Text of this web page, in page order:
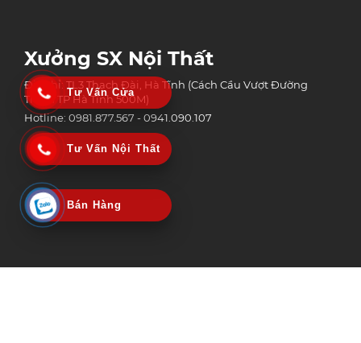
Xưởng SX Nội Thất
Địa chỉ: TL3 Thạch Đài, Hà Tĩnh (Cách Cầu Vượt Đường
Tránh TP Hà Tĩnh 500M)
Hotline: 0981.877.567 - 0941.090.107
Tư Vấn Cửa
Tư Vấn Nội Thất
Bán Hàng